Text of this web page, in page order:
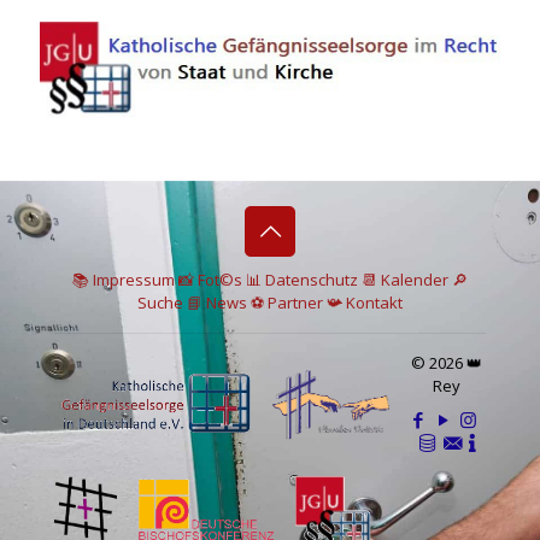
📚 Impressum📸Fot©s 📊 Datenschutz 📆 Kalender 🔎
Suche 📘 News ⚽Partner📯Kontakt
© 2026 👑
Rey